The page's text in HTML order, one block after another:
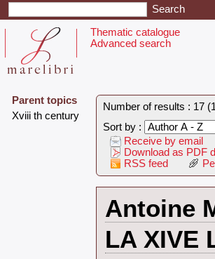
Thematic catalogue
Advanced search
Parent topics
‎Xviii th century‎
Number of results : 17
Sort by :
Receive by email
Download as PDF
RSS feed
‎Antoine
‎LA XIVE